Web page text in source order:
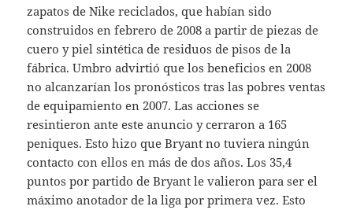
zapatos de Nike reciclados, que habían sido
construidos en febrero de 2008 a partir de piezas de
cuero y piel sintética de residuos de pisos de la
fábrica. Umbro advirtió que los beneficios en 2008
no alcanzarían los pronósticos tras las pobres ventas
de equipamiento en 2007. Las acciones se
resintieron ante este anuncio y cerraron a 165
peniques. Esto hizo que Bryant no tuviera ningún
contacto con ellos en más de dos años. Los 35,4
puntos por partido de Bryant le valieron para ser el
máximo anotador de la liga por primera vez. Esto